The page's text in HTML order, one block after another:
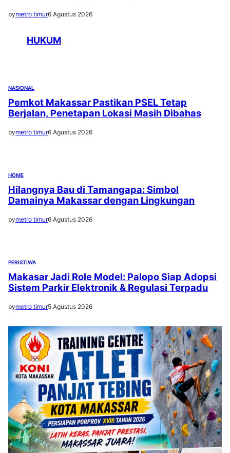
bymetro timur6 Agustus 2026
HUKUM
NASIONAL
Pemkot Makassar Pastikan PSEL Tetap
Berjalan, Penetapan Lokasi Masih Dibahas
bymetro timur6 Agustus 2026
HOME
Hilangnya Bau di Tamangapa: Simbol
Damainya Makassar dengan Lingkungan
bymetro timur6 Agustus 2026
PERISTIWA
Makasar Jadi Role Model: Palopo Siap Adopsi
Sistem Parkir Elektronik & Regulasi Terpadu
bymetro timur5 Agustus 2026